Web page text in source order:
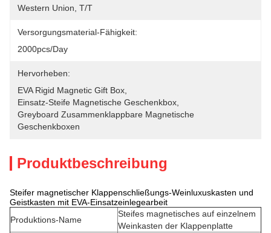
Western Union, T/T
Versorgungsmaterial-Fähigkeit:
2000pcs/day
Hervorheben:
EVA Rigid Magnetic Gift Box
Einsatz-Steife Magnetische Geschenkbox
Greyboard Zusammenklappbare Magnetische
Geschenkboxen
Produktbeschreibung
Steifer magnetischer Klappenschließungs-Weinluxuskasten und
Geistkasten mit EVA-Einsatzeinlegearbeit
Produktions-Name
Steifes magnetisches auf einzelnem
Weinkasten der Klappenplatte